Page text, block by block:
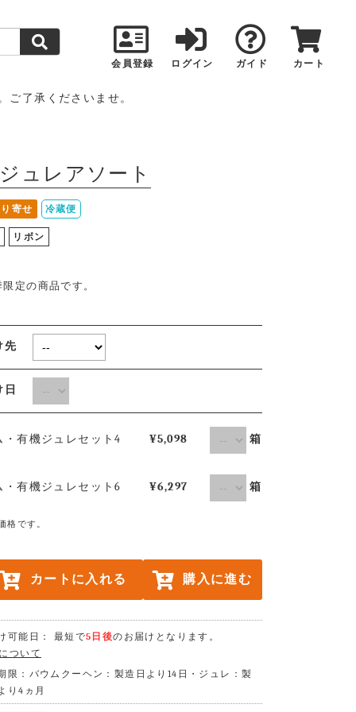
会員登録 ログイン ガイド カート
了承くださいませ。
ュレアソート
寄せ 冷蔵便
リボン
限定の商品です。
先
日
・有機ジュレセット4
¥5,098 箱
・有機ジュレセット6
¥6,297 箱
格です。
カートに入れる 購入に進む
可能日： 最短で5日後のお届けとなります。
ついて
限：バウムクーヘン：製造日より14日・ジュレ：製
り4ヵ月